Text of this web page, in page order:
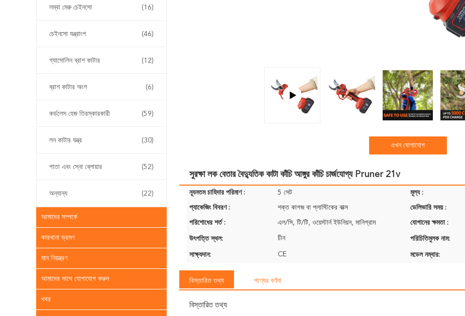
লম্বা মেরু চেইনসো (16)
চেইনসো যন্ত্রাংশ (46)
গ্যাসোলিন ব্রাশ কাটার (12)
ব্রাশ কাটার অংশ (6)
কর্ডলেস হেজ তিরস্কারকারী (59)
লন কাটার যন্ত্র (30)
পাতা এবং স্নো ব্লোয়ার (52)
অন্যান্য (22)
আমাদের সম্পর্কে
কারখানা ভ্রমণ
মান নিয়ন্ত্রণ
আমাদের সাথে যোগাযোগ করুন
খবর
এখন যোগাযোগ
সুরক্ষা লক বেতার বৈদ্যুতিক কাটা কাঁচি আঙ্গুর কাঁচি চার্জযোগ্য Pruner 21v
ন্যূনতম চাহিদার পরিমাণ : 5 সেট মূল্য :
প্যাকেজিং বিবরণ : শক্ত কাগজ বা প্লাস্টিকের বাক্স ডেলিভারি সময় :
পরিশোধের শর্ত : এল/সি, টি/টি, ওয়েস্টার্ন ইউনিয়ন, মানিগ্রাম যোগানের ক্ষমতা :
উৎপত্তি স্থল: চীন পরিচিতিমুলক নাম:
সাক্ষ্যদান: CE মডেল নম্বার:
বিস্তারিত তথ্য পণ্যের বর্ণনা
বিস্তারিত তথ্য